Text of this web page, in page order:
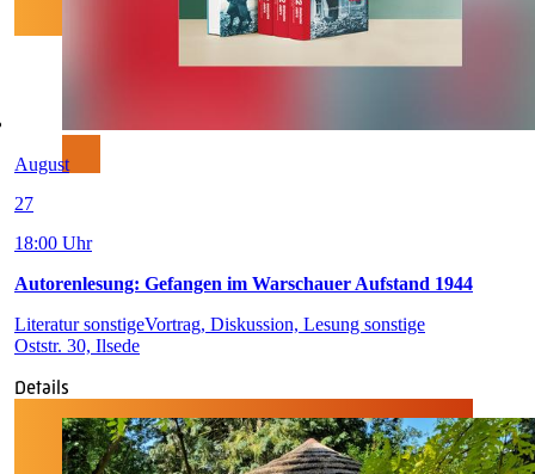
August
27
18:00 Uhr
Autorenlesung: Gefangen im Warschauer Aufstand 1944
Literatur sonstigeVortrag, Diskussion, Lesung sonstige
Oststr. 30, Ilsede
Details